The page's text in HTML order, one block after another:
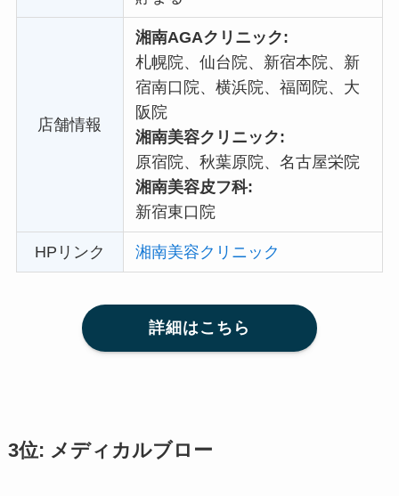
店舗情報
湘南AGAクリニック:
札幌院、仙台院、新宿本院、新
宿南口院、横浜院、福岡院、大
阪院
湘南美容クリニック:
原宿院、秋葉原院、名古屋栄院
湘南美容皮フ科:
新宿東口院
HPリンク 湘南美容クリニック
詳細はこちら
3位: メディカルブロー